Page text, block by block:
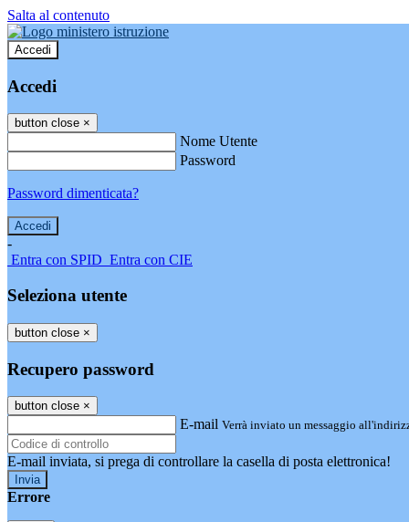
Salta al contenuto
Accedi
Accedi
button close ×
Nome Utente
Password
Password dimenticata?
-
Entra con SPID Entra con CIE
Seleziona utente
button close ×
Recupero password
button close ×
E-mail Verrà inviato un messaggio
E-mail inviata, si prega di controllare la casella di posta elettronica!
Errore